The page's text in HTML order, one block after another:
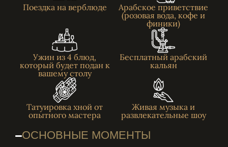
Поездка на верблюде
Арабское приветствие
(розовая вода, кофе и
финики)
Ужин из 4 блюд,
который будет подан к
вашему столу
Бесплатный арабский
кальян
Татуировка хной от
опытного мастера
Живая музыка и
развлекательные шоу
ОСНОВНЫЕ МОМЕНТЫ